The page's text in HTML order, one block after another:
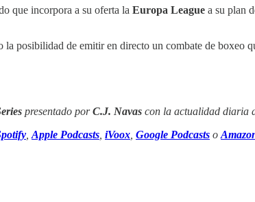
que incorpora a su oferta la Europa League a su plan
la posibilidad de emitir en directo un combate de boxeo
presentado porC.J. Navas con la actualidad diaria
Apple Podcasts iVoox Google Podcasts o